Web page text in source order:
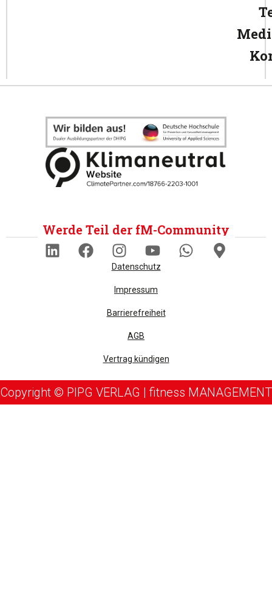
Werde Teil der fM-Community
Datenschutz
Impressum
Barrierefreiheit
AGB
Vertrag kündigen
Copyright © PIPG VERLAG | fitness MANAGEMENT